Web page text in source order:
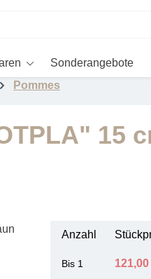
Sonderangebote
Pommes
15
Anzahl
Bis 1 121,00